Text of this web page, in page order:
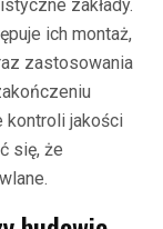
zakłady.
ich montaż,
zastosowania
kontroli jakości
się, że